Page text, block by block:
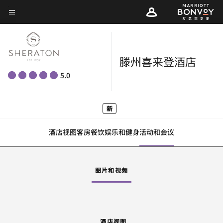
Skip
to
main
content
菜单文本
5.0
滕州喜来登酒店
新
酒店视图客房餐饮娱乐和健身活动和会议
图片和视频
酒店视图